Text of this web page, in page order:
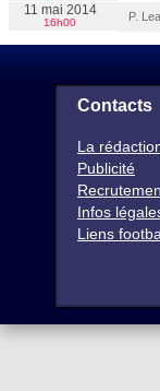
11 mai 2014
16h00 P.
Contacts
La
Publicité
Infos
Liens